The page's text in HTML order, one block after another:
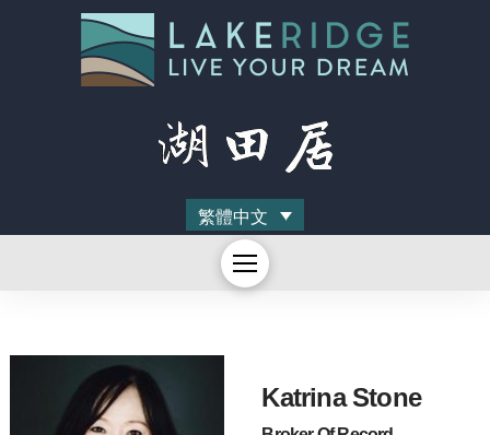
繁體中文
Katrina Stone